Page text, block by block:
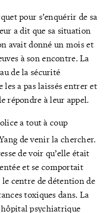
pour s’enquérir de sa
a dit que sa situation
avait donné un mois et
à son encontre. La
de la sécurité
a pas laissés entrer et
répondre à leur appel.
a tout à coup
de venir la chercher.
de voir qu’elle était
et se comportait
centre de détention de
toxiques dans. La
hôpital psychiatrique